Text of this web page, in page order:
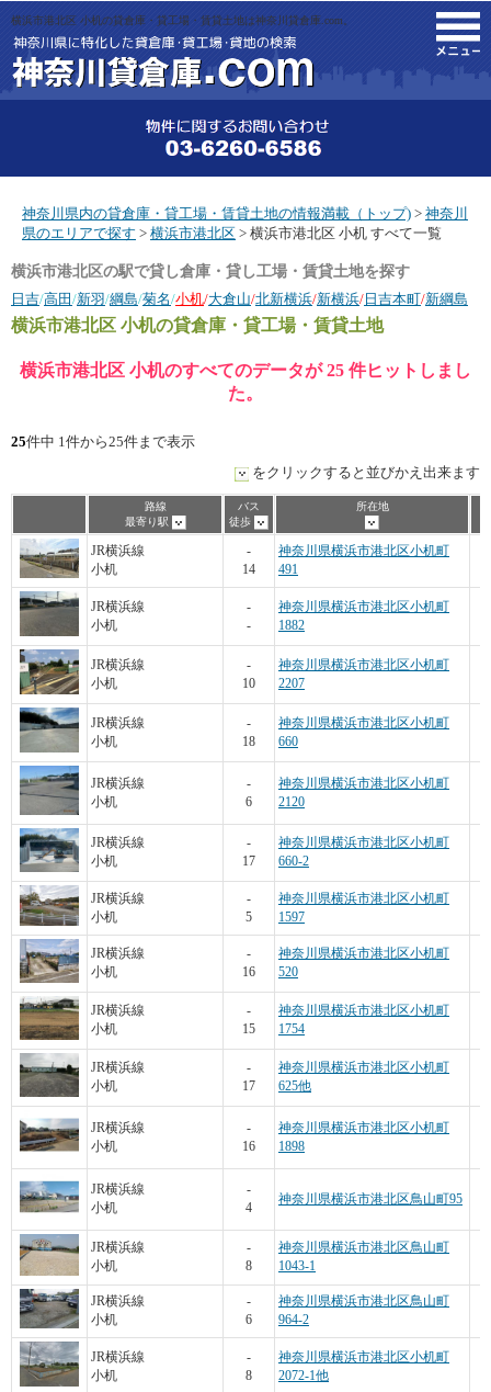
横浜市港北区 小机の貸倉庫・貸工場・賃貸土地は神奈川貸倉庫.com。
神奈川県内の貸倉庫・貸工場・賃貸土地の情報満載（トップ) > 神奈川
県のエリアで探す > 横浜市港北区 > 横浜市港北区 小机 すべて一覧
横浜市港北区の駅で貸し倉庫・貸し工場・賃貸土地を探す
日吉/高田 /新羽/綱島/菊名/小机/大倉山/北新横浜/新横浜/ 日吉本町/新綱島
横浜市港北区 小机の貸倉庫・貸工場・賃貸土地
横浜市港北区 小机のすべてのデータが 25 件ヒットしまし
た。
25件中 1件から25件まで表示
をクリックすると並びかえ出来ます
路線
最寄り駅
バス
徒歩
所在地
JR横浜線
小机
-
14
神奈川県横浜市港北区小机町
491
JR横浜線
小机
-
-
神奈川県横浜市港北区小机町
1882
JR横浜線
小机
-
10
神奈川県横浜市港北区小机町
2207
JR横浜線
小机
-
18
神奈川県横浜市港北区小机町
660
JR横浜線
小机
-
6
神奈川県横浜市港北区小机町
2120
JR横浜線
小机
-
17
神奈川県横浜市港北区小机町
660-2
JR横浜線
小机
-
5
神奈川県横浜市港北区小机町
1597
JR横浜線
小机
-
16
神奈川県横浜市港北区小机町
520
JR横浜線
小机
-
15
神奈川県横浜市港北区小机町
1754
JR横浜線
小机
-
17
神奈川県横浜市港北区小机町
625他
JR横浜線
小机
-
16
神奈川県横浜市港北区小机町
1898
JR横浜線
小机
-
4
神奈川県横浜市港北区鳥山町95
JR横浜線
小机
-
8
神奈川県横浜市港北区鳥山町
1043-1
JR横浜線
小机
-
6
神奈川県横浜市港北区鳥山町
964-2
JR横浜線
小机
-
8
神奈川県横浜市港北区小机町
2072-1他